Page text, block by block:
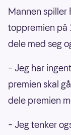
Mannen spiller
toppremien på
dele med seg
– Jeg har
premien skal
dele premien
– Jeg tenker